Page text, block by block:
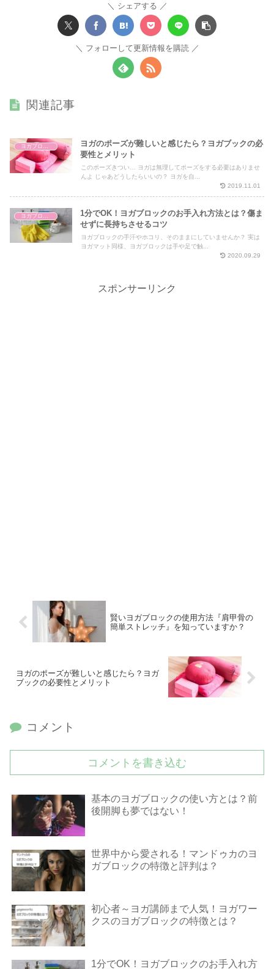
シェアする
フォローして更新情報を購読
関連記事
ヨガブロックの疑問
ヨガのポーズが難しいと感じたら？ヨガブックの必
要性とメリット
このポーズきつい… ヨガは無理してポーズをする必要はありませ
んよ じゃあどうしたらいいの？ ヨガを自...
2019.11.01
ヨガブロックの疑問
1分でOK！ヨガブロックのお⼿⼊れ⽅法とは？傷ま
せずに長持ちさせるコツ
ヨガブロックの手汗やホコリ、そのままにしていませんか？ 実は
ヨガマット同様、ヨガブロックは手や足で触...
2020.09.29
スポンサーリンク
賢いヨガブロックの使用方法『肩甲骨の
簡単ストレッチ』を知っていますか？
ヨガのポーズが難しいと感じたら？ヨガ
ブックの必要性とメリット
コメント
コメントを書き込む
基本のヨガブロックの使い方とは？前
後開脚も夢ではない！
世界中から愛される！マンドゥカのヨ
ガブロックの特徴と評判は？
初心者～ヨガ講師まで人気！ヨガワー
クスのヨガブロックの特徴とは？
1分でOK！ヨガブロックのお⼿⼊れ⽅